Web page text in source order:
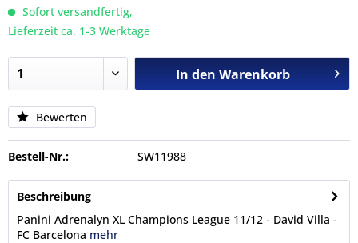
Sofort versandfertig,
Lieferzeit ca. 1-3 Werktage
In den Warenkorb
Bewerten
Bestell-Nr.: SW11988
Beschreibung
Panini Adrenalyn XL Champions League 11/12 - David Villa -
FC Barcelona mehr